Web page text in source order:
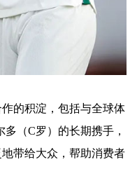
的积淀，包括与全球体
（C罗）的长期携手，
带给大众，帮助消费者